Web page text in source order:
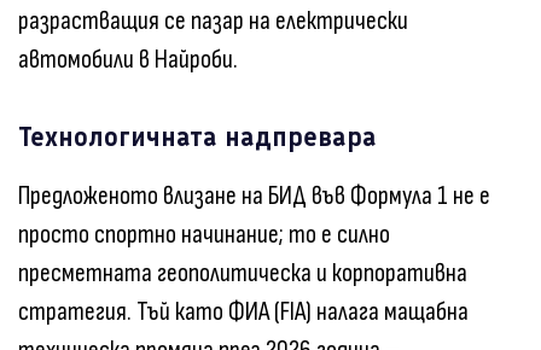
разрастващия се пазар на електрически
автомобили в Найроби.
Технологичната надпревара
Предложеното влизане на БИД във Формула 1 не е
просто спортно начинание; то е силно
пресметната геополитическа и корпоративна
стратегия. Тъй като ФИА (FIA) налага мащабна